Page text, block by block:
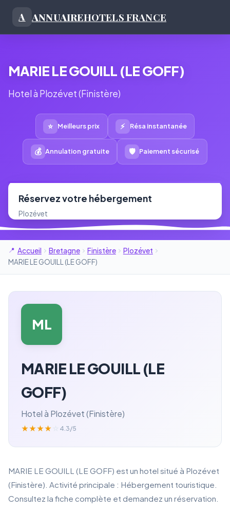
A ANNUAIREHOTELS FRANCE
MARIE LE GOUILL (LE GOFF)
Hotel à Plozévet (Finistère)
⭐ Meilleurs prix ⚡ Résa instantanée
💰 Annulation gratuite 🛡 Paiement sécurisé
Réservez votre hébergement
Plozévet
Accueil Bretagne Finistère
Plozévet
MARIE LE GOUILL (LE GOFF)
ML
MARIE LE GOUILL (LE
GOFF)
Hotel à Plozévet (Finistère)
★★★★ 4.3/5
MARIE LE GOUILL (LE GOFF) est un hotel situé à Plozévet
(Finistère). Activité principale : Hébergement touristique.
Consultez la fiche complète et demandez un réservation.